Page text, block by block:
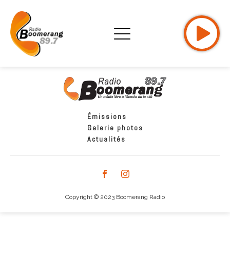
Émissions
Galerie photos
Actualités
Copyright © 2023 Boomerang Radio